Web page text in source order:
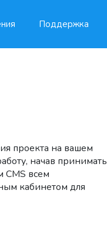
Поддержка
проекта на вашем
начав принимать
CMS всем
кабинетом для